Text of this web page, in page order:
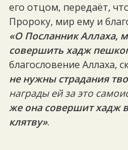
его отцом, передаёт,
Пророку, мир ему и
«О Посланник Аллаха,
совершить хадж
благословение Аллаха,
не нужны страдания
награды ей за это
же она совершит хадж
клятву».